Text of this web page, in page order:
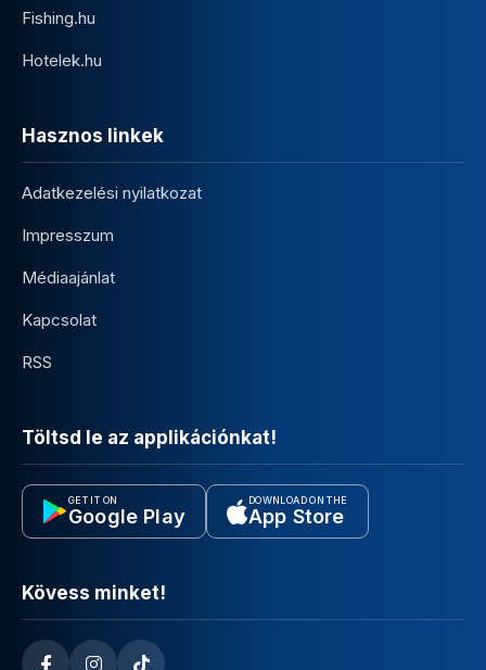
Fishing.hu
Hotelek.hu
Hasznos linkek
Adatkezelési nyilatkozat
Impresszum
Médiaajánlat
Kapcsolat
RSS
Töltsd le az applikációnkat!
GET IT ON
Google Play
DOWNLOAD ON THE
App Store
Kövess minket!